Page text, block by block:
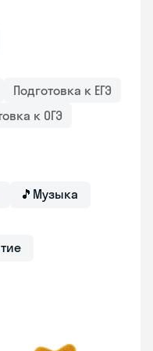
Подготовка к ЕГЭ
к ОГЭ
🎵 Музыка